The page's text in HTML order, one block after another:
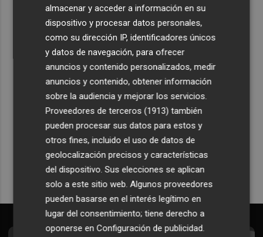
Company: “Estamos comenzando a ver el equipo que
queremos ver en la Liga”
Recibe toda la actualidad de
Plaza Podcast en tu correo
Quiero suscribirme
almacenar y acceder a información en su
dispositivo y procesar datos personales,
como su dirección IP, identificadores únicos
y datos de navegación, para ofrecer
anuncios y contenido personalizados, medir
anuncios y contenido, obtener información
sobre la audiencia y mejorar los servicios.
Proveedores de terceros (1913) también
pueden procesar sus datos para estos y
otros fines, incluido el uso de datos de
geolocalización precisos y características
del dispositivo. Sus elecciones se aplican
solo a este sitio web. Algunos proveedores
pueden basarse en el interés legítimo en
lugar del consentimiento; tiene derecho a
oponerse enConfiguración de publicidad.